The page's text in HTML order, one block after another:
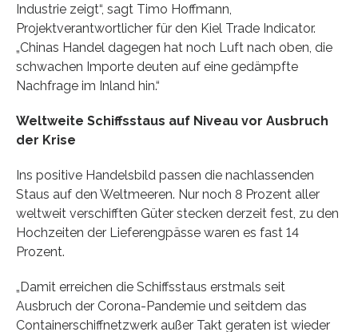
Industrie zeigt“, sagt Timo Hoffmann,
Projektverantwortlicher für den Kiel Trade Indicator.
„Chinas Handel dagegen hat noch Luft nach oben, die
schwachen Importe deuten auf eine gedämpfte
Nachfrage im Inland hin.“
Weltweite Schiffsstaus auf Niveau vor Ausbruch
der Krise
Ins positive Handelsbild passen die nachlassenden
Staus auf den Weltmeeren. Nur noch 8 Prozent aller
weltweit verschifften Güter stecken derzeit fest, zu den
Hochzeiten der Lieferengpässe waren es fast 14
Prozent.
„Damit erreichen die Schiffsstaus erstmals seit
Ausbruch der Corona-Pandemie und seitdem das
Containerschiffnetzwerk außer Takt geraten ist wieder